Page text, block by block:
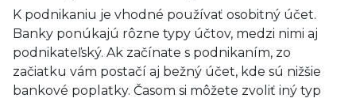
K podnikaniu je vhodné používať osobitný účet.
Banky ponúkajú rôzne typy účtov, medzi nimi aj
podnikateľský. Ak začínate s podnikaním, zo
začiatku vám postačí aj bežný účet, kde sú nižšie
bankové poplatky. Časom si môžete zvoliť iný typ